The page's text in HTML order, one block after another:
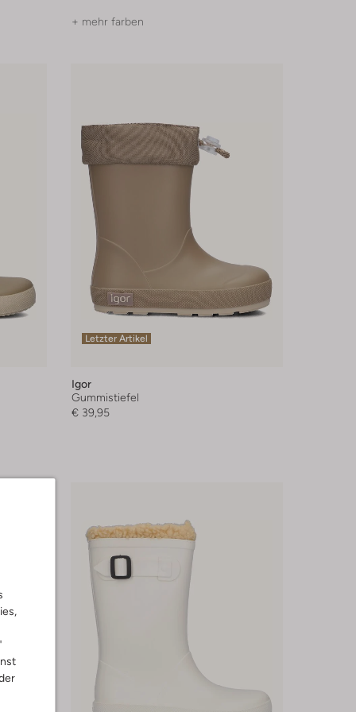
+ mehr farben
Letzter Artikel
Igor
Gummistiefel
€ 39,95